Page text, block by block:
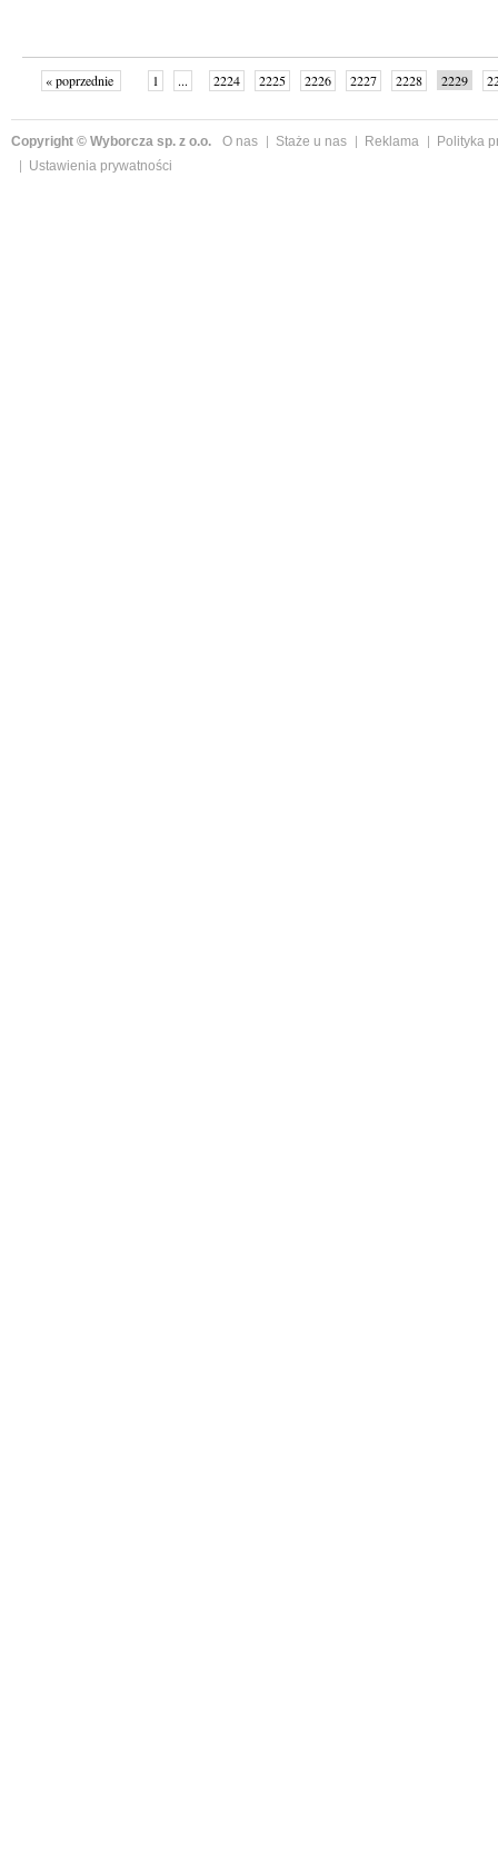
« poprzednie 1 ... 2224 2225 2226 2227 2228 2229
Copyright © Wyborcza sp. z o.o. O nas Staże u nas Reklama
Polityka
Ustawienia prywatności